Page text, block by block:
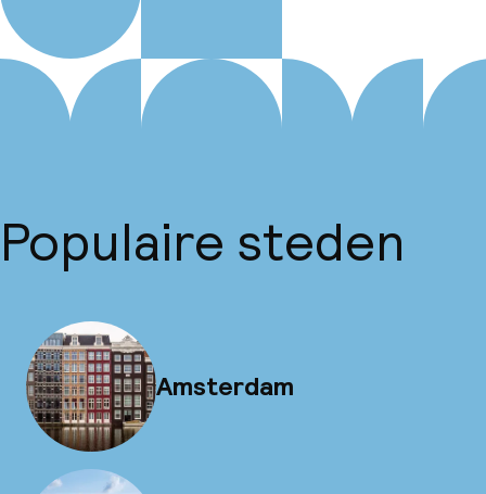
Populaire steden
Amsterdam